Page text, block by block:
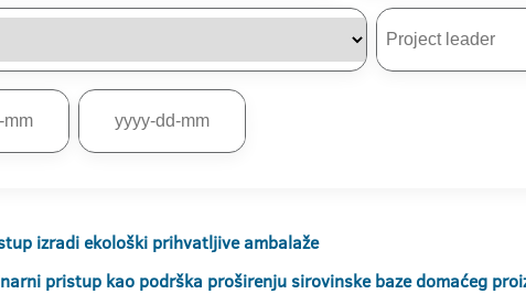
izradi ekološki prihvatljive ambalaže
pristup kao podrška proširenju sirovinske baze domaćeg